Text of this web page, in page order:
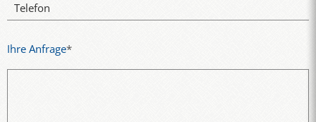
Telefon
Ihre Anfrage*